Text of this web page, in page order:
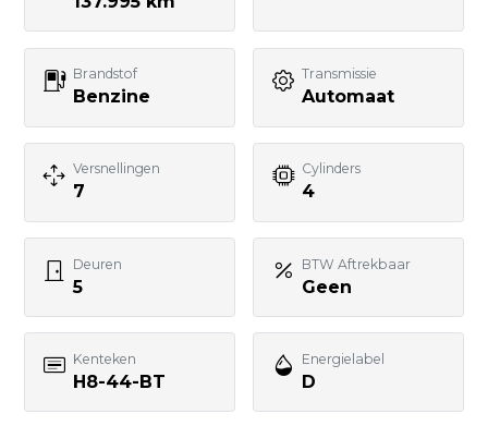
Uw bericht
BERICHT VERSTUREN
Brandstof
Benzine
Transmissie
Automaat
Versnellingen
7
Cylinders
4
Deuren
5
BTW Aftrekbaar
Geen
Kenteken
H8-44-BT
Energielabel
D